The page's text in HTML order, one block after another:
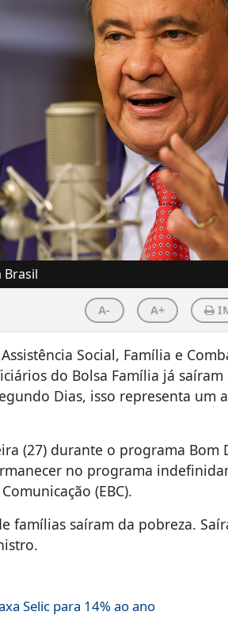
Brasil
A- A+
Social, Família e
do Bolsa Família já
Dias, isso representa um
(27) durante o programa
no programa
(EBC).
famílias saíram da pobreza.
Selic para 14% ao ano